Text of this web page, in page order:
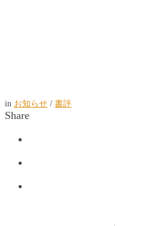
in お知らせ / 書評
Share